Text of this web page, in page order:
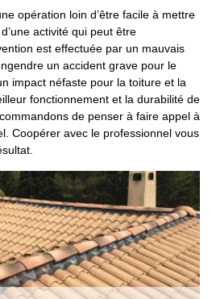
opération loin d’être facile à mettre
activité qui peut être
est effectuée par un mauvais
un accident grave pour le
impact néfaste pour la toiture et la
fonctionnement et la durabilité de
de penser à faire appel à
Coopérer avec le professionnel vous